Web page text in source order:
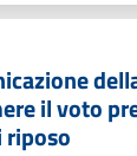
il voto
riposo